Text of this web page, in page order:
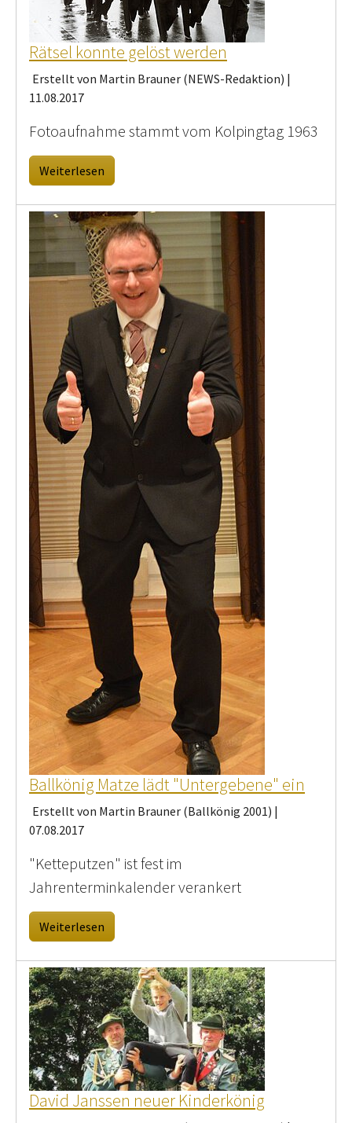
Rätsel konnte gelöst werden
Erstellt von Martin Brauner (NEWS-Redaktion) |
11.08.2017
Fotoaufnahme stammt vom Kolpingtag 1963
Weiterlesen
Ballkönig Matze lädt "Untergebene" ein
Erstellt von Martin Brauner (Ballkönig 2001) |
07.08.2017
"Ketteputzen" ist fest im
Jahrenterminkalender verankert
Weiterlesen
David Janssen neuer Kinderkönig